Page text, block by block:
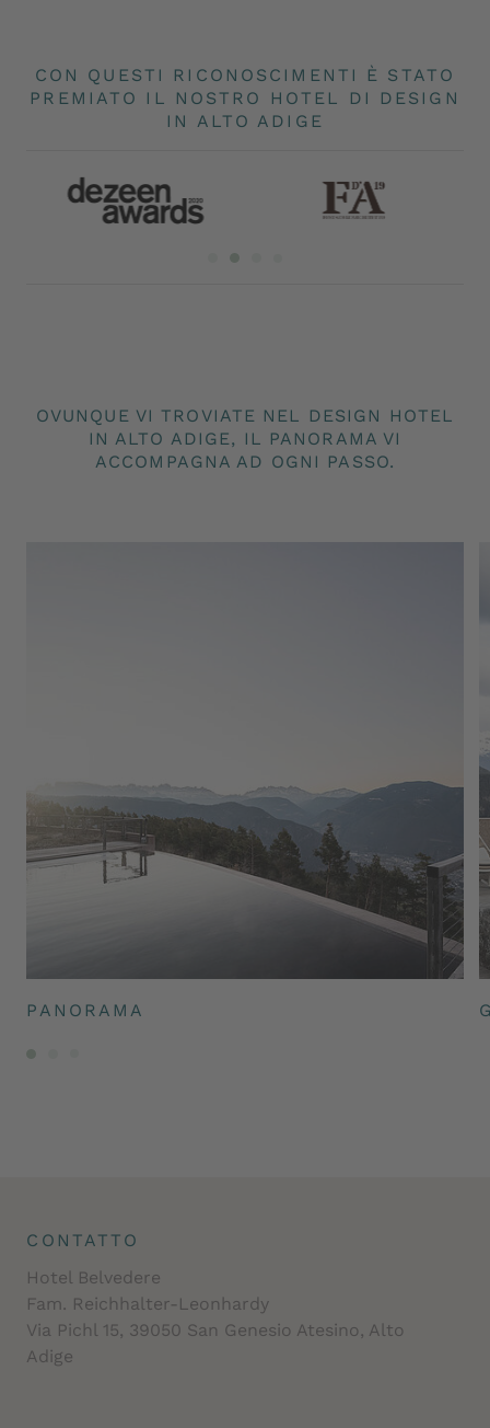
CON QUESTI RICONOSCIMENTI È STATO
PREMIATO IL NOSTRO HOTEL DI DESIGN
IN ALTO ADIGE
OVUNQUE VI TROVIATE NEL DESIGN HOTEL
IN ALTO ADIGE, IL PANORAMA VI
ACCOMPAGNA AD OGNI PASSO.
PANORAMA
CONTATTO
Hotel Belvedere
Fam. Reichhalter-Leonhardy
Via Pichl 15, 39050 San Genesio Atesino, Alto
Adige